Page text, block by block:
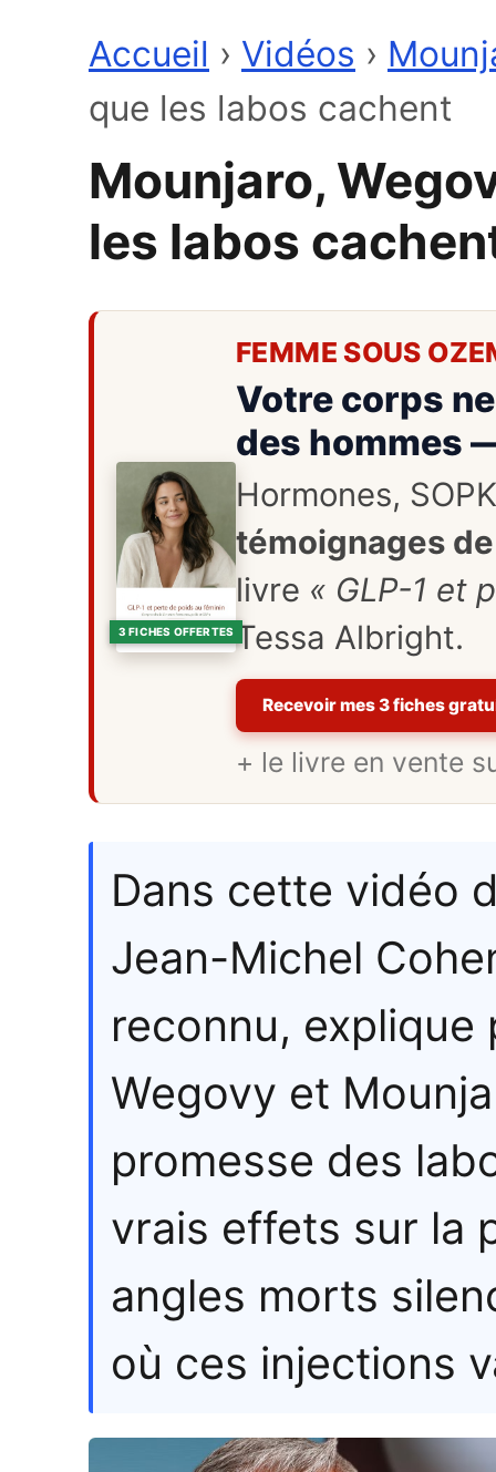
Accueil › Vidéos ›
que les labos cachent
Mounjaro,
les labos
3 FICHES OFFERTES
FEMME SOUS
Votre corps
des hommes
Hormones,
témoignages
livre « GLP-1 et
Tessa Albright.
Recevoir mes 3 fiches
+ le livre en vente
Dans cette vidéo
Jean-Michel
reconnu, explique
Wegovy et
promesse des
vrais effets sur la
angles morts
où ces injections